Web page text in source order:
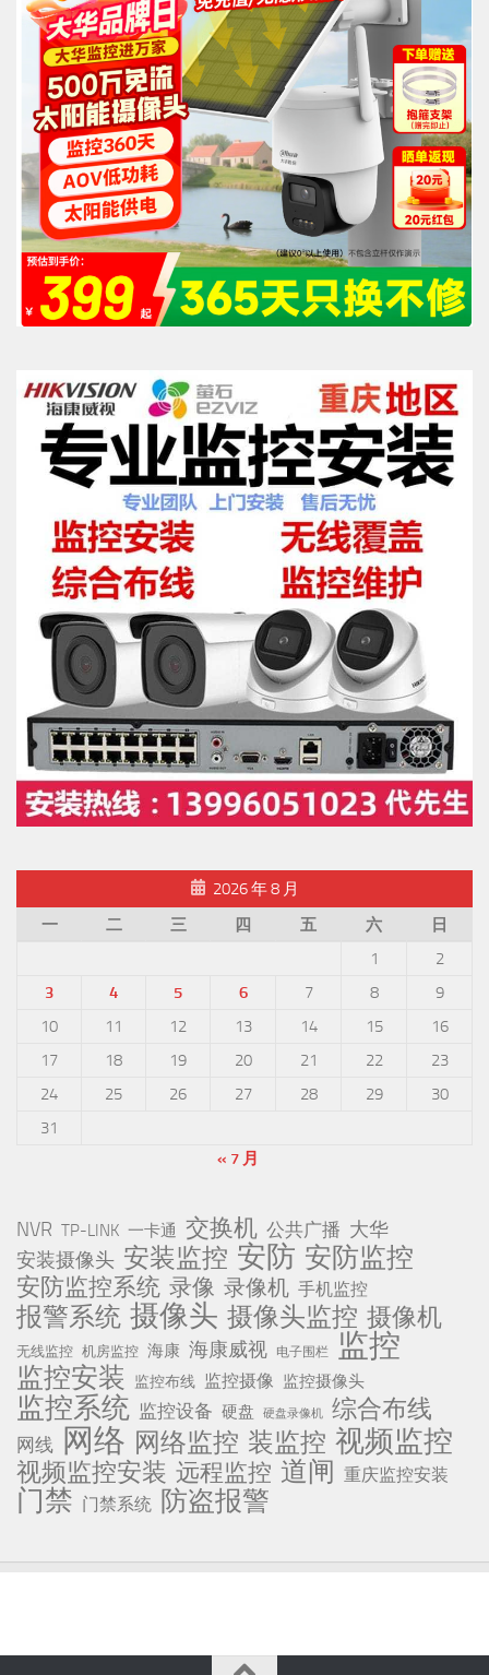
2026 年 8 月
一
二 三 四 五 六
日
1
2
3
4 5 6 7 8
9
10
11 12 13 14 15
16
17
18 19 20 21 22
23
24
25 26 27 28 29
30
31
« 7 月
NVR TP-LINK 一卡通 交换机 公共广播 大华
安装摄像头 安装监控 安防 安防监控
安防监控系统 录像 录像机 手机监控
报警系统 摄像头 摄像头监控 摄像机
无线监控 机房监控 海康 海康威视 电子围栏 监控
监控安装 监控布线 监控摄像 监控摄像头
监控系统 监控设备 硬盘 硬盘录像机 综合布线
网线 网络 网络监控 装监控 视频监控
视频监控安装 远程监控 道闸 重庆监控安装
门禁 门禁系统 防盗报警